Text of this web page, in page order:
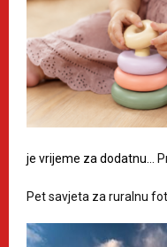
je vrijeme za dodatnu…
Pet savjeta za ruralnu